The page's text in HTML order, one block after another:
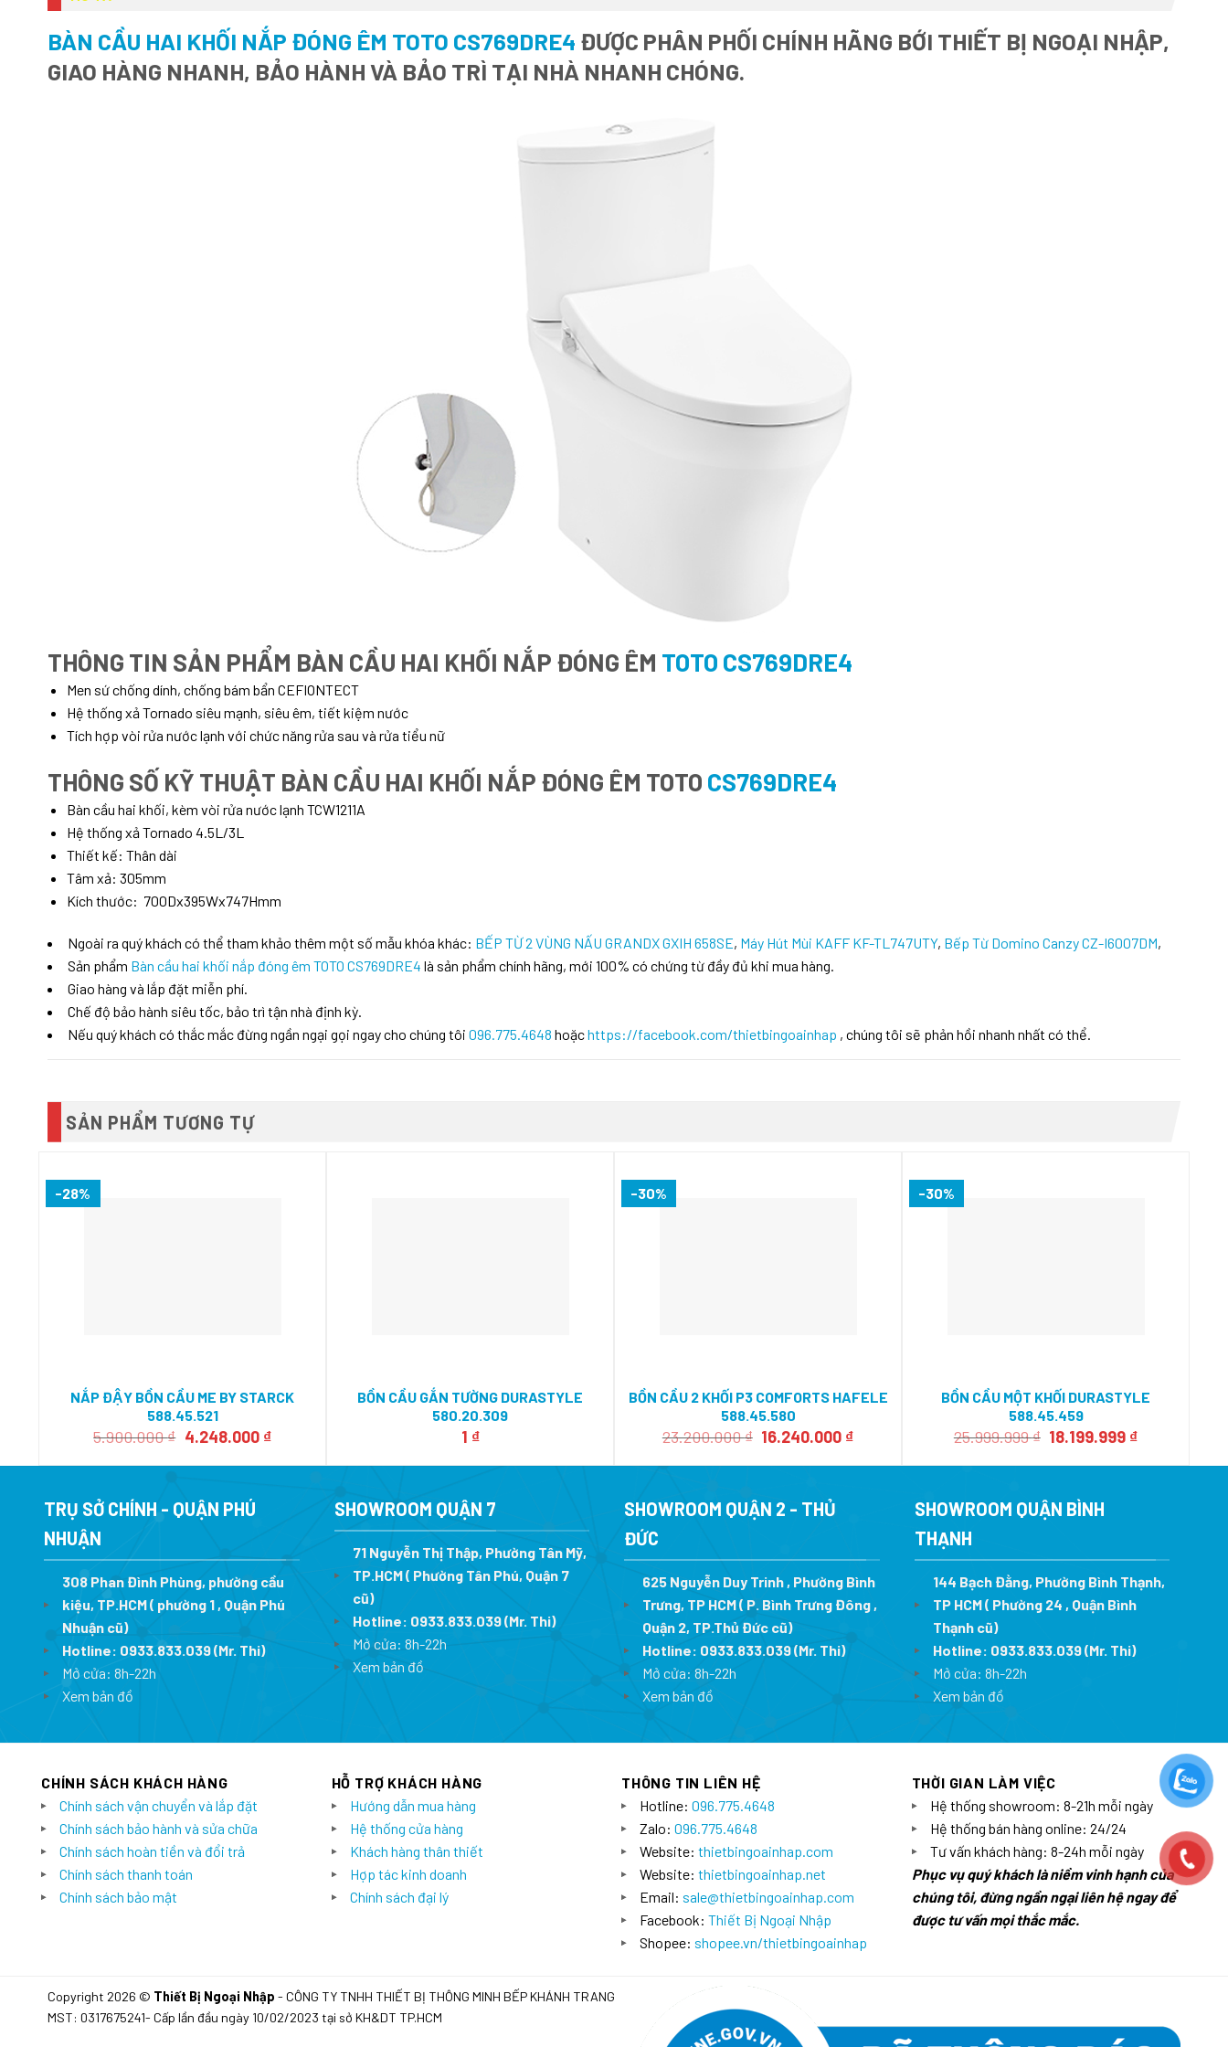
BÀN CẦU HAI KHỐI NẮP ĐÓNG ÊM TOTO CS769DRE4 ĐƯỢC PHÂN PHỐI CHÍNH HÃNG BỚI THIẾT BỊ NGOẠI NHẬP,
GIAO HÀNG NHANH, BẢO HÀNH VÀ BẢO TRÌ TẠI NHÀ NHANH CHÓNG.
THÔNG TIN SẢN PHẨM BÀN CẦU HAI KHỐI NẮP ĐÓNG ÊM TOTO CS769DRE4
Men sứ chống dính, chống bám bẩn CEFIONTECT
Hệ thống xả Tornado siêu mạnh, siêu êm, tiết kiệm nước
Tích hợp vòi rửa nước lạnh với chức năng rửa sau và rửa tiểu nữ
THÔNG SỐ KỸ THUẬT BÀN CẦU HAI KHỐI NẮP ĐÓNG ÊM TOTO CS769DRE4
Bàn cầu hai khối, kèm vòi rửa nước lạnh TCW1211A
Hệ thống xả Tornado 4.5L/3L
Thiết kế: Thân dài
Tâm xả: 305mm
Kích thước: 700Dx395Wx747Hmm
Ngoài ra quý khách có thể tham khảo thêm một số mẫu khóa khác: BẾP TỪ 2 VÙNG NẤU GRANDX GXIH 658SE, Máy Hút Mùi KAFF KF-TL747UTY, Bếp Từ Domino Canzy CZ-I6007DM,
Sản phẩm Bàn cầu hai khối nắp đóng êm TOTO CS769DRE4 là sản phẩm chính hãng, mới 100% có chứng từ đầy đủ khi mua hàng.
Giao hàng và lắp đặt miễn phí.
Chế độ bảo hành siêu tốc, bảo trì tận nhà định kỳ.
Nếu quý khách có thắc mắc đừng ngần ngại gọi ngay cho chúng tôi 096.775.4648 hoặchttps://facebook.com/thietbingoainhap , chúng tôi sẽ phản hồi nhanh nhất có thể.
SẢN PHẨM TƯƠNG TỰ
-28%
NẮP ĐẬY BỒN CẦU ME BY STARCK
588.45.521
5.900.000₫ Giá
là:
4.248.000 ₫Giá
tại
4.248.000 ₫.
BỒN CẦU GẮN TƯỜNG DURASTYLE
580.20.309
1 ₫
-30%
BỒN CẦU 2 KHỐI P3 COMFORTS HAFELE
588.45.580
23.200.000₫ Giá
là:
16.240.000 ₫Giá
tại
16.240.000 ₫.
-30%
BỒN CẦU MỘT KHỐI DURASTYLE
588.45.459
25.999.999₫ Giá
là:
18.199.999 ₫Giá
tại
TRỤ SỞ CHÍNH - QUẬN PHÚ
NHUẬN
308 Phan Đình Phùng, phường cầu
kiệu, TP.HCM ( phường 1 , Quận Phú
Nhuận cũ)
Hotline: 0933.833.039(Mr. Thi)
Mở cửa: 8h-22h
Xem bản đồ
SHOWROOM QUẬN 7
71 Nguyễn Thị Thập, Phường Tân Mỹ,
TP.HCM ( Phường Tân Phú, Quận 7
cũ)
Hotline: 0933.833.039(Mr. Thi)
Mở cửa: 8h-22h
Xem bản đồ
SHOWROOM QUẬN 2 - THỦ
ĐỨC
625 Nguyễn Duy Trinh , Phường Bình
Trưng, TP HCM ( P. Bình Trưng Đông ,
Quận 2, TP.Thủ Đức cũ)
Hotline: 0933.833.039(Mr. Thi)
Mở cửa: 8h-22h
Xem bản đồ
SHOWROOM QUẬN BÌNH
THẠNH
144 Bạch Đằng, Phường Bình Thạnh,
TP HCM ( Phường 24 , Quận Bình
Thạnh cũ)
Hotline: 0933.833.039(Mr. Thi)
Mở cửa: 8h-22h
Xem bản đồ
CHÍNH SÁCH KHÁCH HÀNG
Chính sách vận chuyển và lắp đặt
Chính sách bảo hành và sửa chữa
Chính sách hoàn tiền và đổi trả
Chính sách thanh toán
Chính sách bảo mật
HỖ TRỢ KHÁCH HÀNG
Hướng dẫn mua hàng
Hệ thống cửa hàng
Khách hàng thân thiết
Hợp tác kinh doanh
Chính sách đại lý
THÔNG TIN LIÊN HỆ
Hotline: 096.775.4648
Zalo: 096.775.4648
Website: thietbingoainhap.com
Website: thietbingoainhap.net
Email: sale@thietbingoainhap.com
Facebook: Thiết Bị Ngoại Nhập
Shopee: shopee.vn/thietbingoainhap
THỜI GIAN LÀM VIỆC
Hệ thống showroom: 8-21h mỗi ngày
Hệ thống bán hàng online: 24/24
Tư vấn khách hàng: 8-24h mỗi ngày
Phục vụ quý khách là niềm vinh hạnh của
chúng tôi, đừng ngần ngại liên hệ ngay để
được tư vấn mọi thắc mắc.
Copyright 2026 © Thiết Bị Ngoại Nhập - CÔNG TY TNHH THIẾT BỊ THÔNG MINH BẾP KHÁNH TRANG
MST: 0317675241- Cấp lần đầu ngày 10/02/2023 tại sở KH&DT TP.HCM